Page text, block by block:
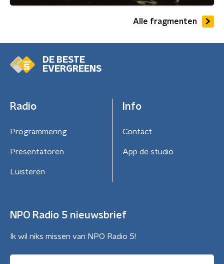
Alle fragmenten
DE BESTE
EVERGREENS
Radio
Programmering
Presentatoren
Luisteren
Info
Contact
App de studio
NPO Radio 5 nieuwsbrief
Ik wil niks missen van NPO Radio 5!